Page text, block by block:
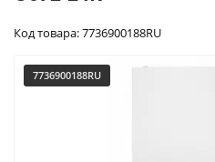
Код товара: 7736900188RU
7736900188RU